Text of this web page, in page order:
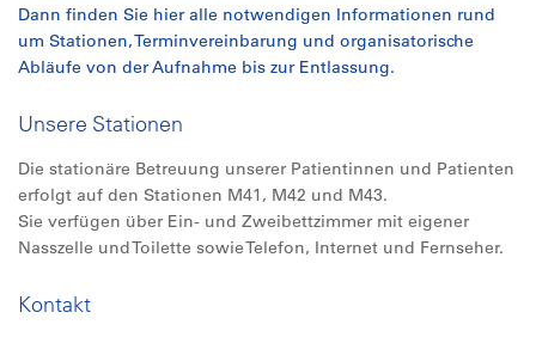
Dann finden Sie hier alle notwendigen Informationen rund
um Stationen, Terminvereinbarung und organisatorische
Abläufe von der Aufnahme bis zur Entlassung.
Unsere Stationen
Die stationäre Betreuung unserer Patientinnen und Patienten
erfolgt auf den Stationen M41, M42 und M43.
Sie verfügen über Ein- und Zweibettzimmer mit eigener
Nasszelle und Toilette sowie Telefon, Internet und Fernseher.
Kontakt